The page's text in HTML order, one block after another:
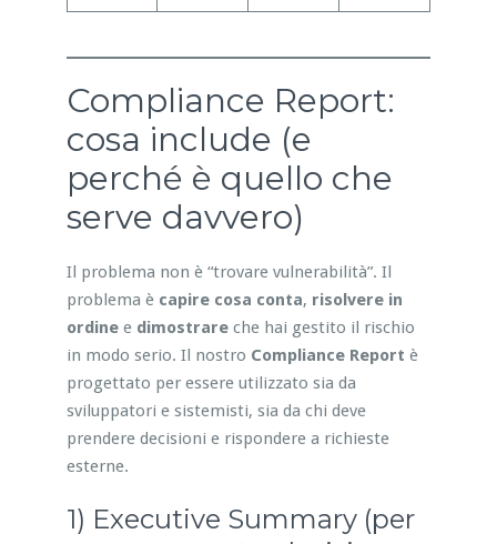
Compliance Report:
cosa include (e
perché è quello che
serve davvero)
Il problema non è “trovare vulnerabilità”. Il
problema è capire cosa conta, risolvere in
ordinee dimostrareche hai gestito il rischio
in modo serio. Il nostro Compliance Report è
progettato per essere utilizzato sia da
sviluppatori e sistemisti, sia da chi deve
prendere decisioni e rispondere a richieste
esterne.
1) Executive Summary (per